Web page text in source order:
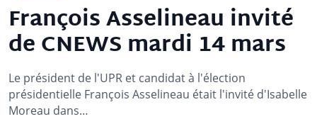
François Asselineau invité
de CNEWS mardi 14 mars
Le président de l'UPR et candidat à l'élection
présidentielle François Asselineau était l'invité d'Isabelle
Moreau dans…